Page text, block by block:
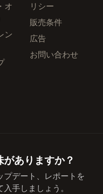
オ
ン
リシー
販売条件
広告
お問い合わせ
ありますか？
デート、レポートを
手しましょう。